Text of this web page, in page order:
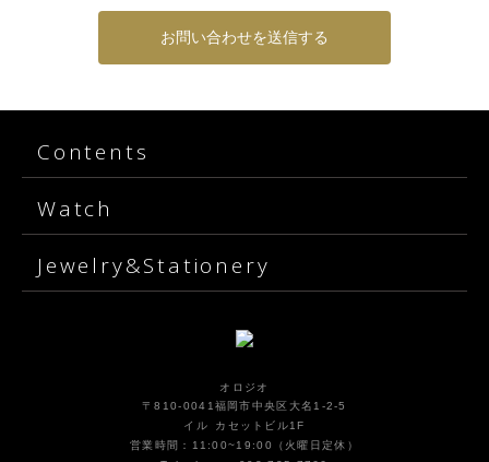
Contents
Watch
Jewelry&Stationery
オロジオ
〒810-0041福岡市中央区大名1-2-5
イル カセットビル1F
営業時間：11:00~19:00（火曜日定休）